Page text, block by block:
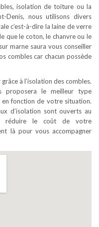
isolation de toiture ou la
Denis, nous utilisons divers
c’est-à-dire la laine de verre
que le coton, le chanvre ou le
marne saura vous conseiller
combles car chacun possède
à l’isolation des combles.
proposera le meilleur type
fonction de votre situation.
d’isolation sont ouverts au
réduire le coût de votre
là pour vous accompagner